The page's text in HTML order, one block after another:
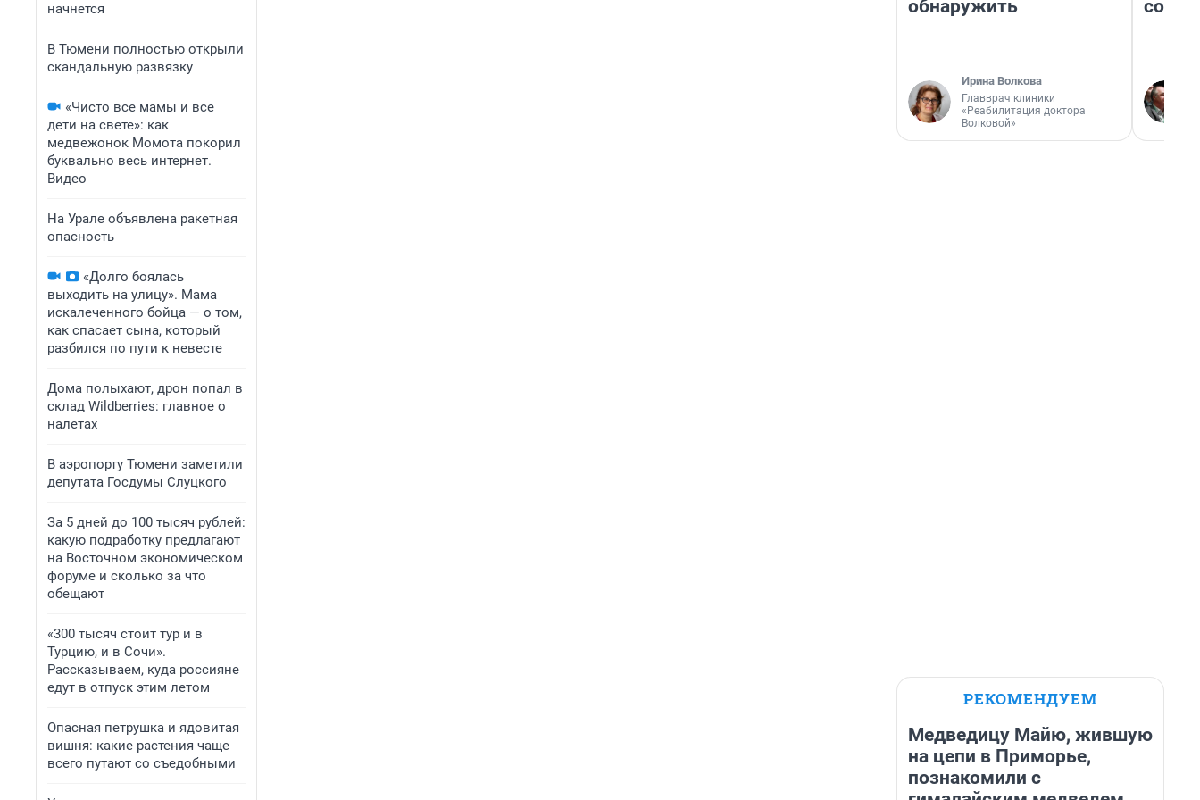
начнется
В Тюмени полностью открыли
скандальную развязку
«Чисто все мамы и все
дети на свете»: как
медвежонок Момота покорил
буквально весь интернет.
Видео
На Урале объявлена ракетная
опасность
«Долго боялась
выходить на улицу». Мама
искалеченного бойца — о том,
как спасает сына, который
разбился по пути к невесте
Дома полыхают, дрон попал в
склад Wildberries: главное о
налетах
В аэропорту Тюмени заметили
депутата Госдумы Слуцкого
За 5 дней до 100 тысяч рублей:
какую подработку предлагают
на Восточном экономическом
форуме и сколько за что
обещают
«300 тысяч стоит тур и в
Турцию, и в Сочи».
Рассказываем, куда россияне
едут в отпуск этим летом
Опасная петрушка и ядовитая
вишня: какие растения чаще
всего путают со съедобными
обнаружить
Ирина Волкова
Главврач клиники
«Реабилитация доктора
Волковой»
РЕКОМЕНДУЕМ
Медведицу Майю, жившую
на цепи в Приморье,
познакомили с